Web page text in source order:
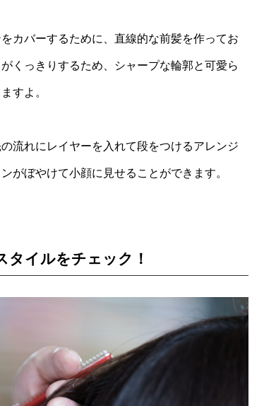
カバーするために、直線的な前髪を作ってお
くっきりするため、シャープな輪郭と可愛ら
すよ。
流れにレイヤーを入れて段をつけるアレンジ
がぼやけて小顔に見せることができます。
タイルをチェック！